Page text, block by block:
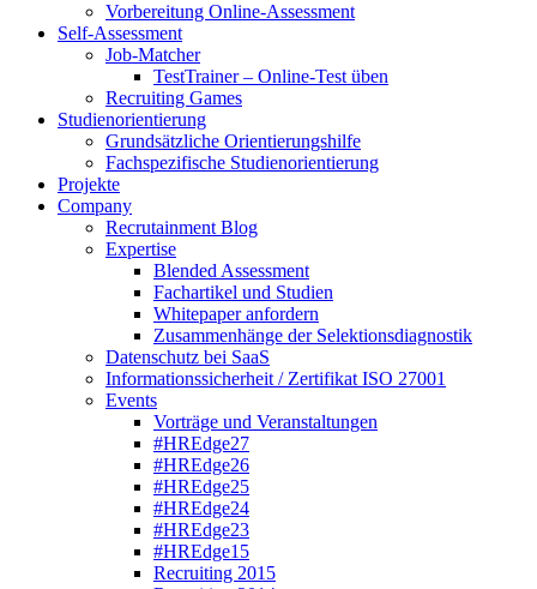
Vorbereitung Online-Assessment
Self-Assessment
Job-Matcher
TestTrainer – Online-Test üben
Recruiting Games
Studienorientierung
Grundsätzliche Orientierungshilfe
Fachspezifische Studienorientierung
Projekte
Company
Recrutainment Blog
Expertise
Blended Assessment
Fachartikel und Studien
Whitepaper anfordern
Zusammenhänge der Selektionsdiagnostik
Datenschutz bei SaaS
Informationssicherheit / Zertifikat ISO 27001
Events
Vorträge und Veranstaltungen
#HREdge27
#HREdge26
#HREdge25
#HREdge24
#HREdge23
#HREdge15
Recruiting 2015